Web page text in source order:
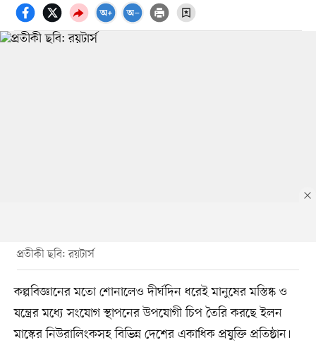
প্রতীকী ছবি: রয়টার্স
কল্পবিজ্ঞানের মতো শোনালেও দীর্ঘদিন ধরেই মানুষের মস্তিষ্ক ও
যন্ত্রের মধ্যে সংযোগ স্থাপনের উপযোগী চিপ তৈরি করছে ইলন
মাস্কের নিউরালিংকসহ বিভিন্ন দেশের একাধিক প্রযুক্তি প্রতিষ্ঠান।